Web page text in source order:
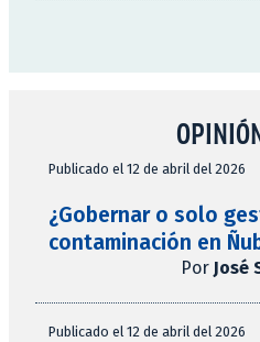
Publicado el 12 de abril del 2026
¿Gobernar o solo
contaminación en
Por José
Publicado el 12 de abril del 2026